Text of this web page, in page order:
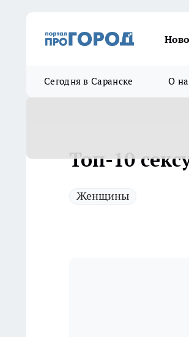
Сегодня в Саранске О
Топ-10
Женщины